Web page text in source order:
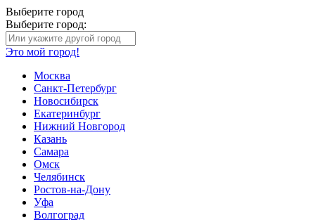
Выберите город
Выберите город:
Это мой город!
Москва
Санкт-Петербург
Новосибирск
Екатеринбург
Нижний Новгород
Казань
Самара
Омск
Челябинск
Ростов-на-Дону
Уфа
Волгоград